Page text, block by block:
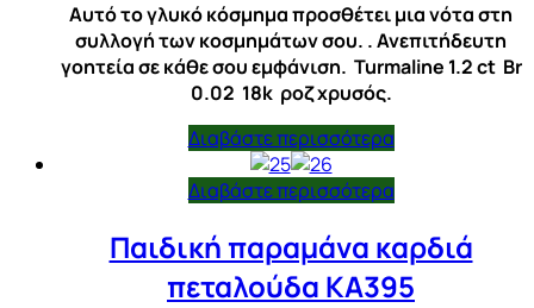
Αυτό το γλυκό κόσμημα προσθέτει μια νότα στη
συλλογή των κοσμημάτων σου. . Ανεπιτήδευτη
γοητεία σε κάθε σου εμφάνιση. Turmaline 1.2 ct Βr
0.02 18k ροζ χρυσός.
Διαβάστε περισσότερα
Διαβάστε περισσότερα
Παιδική παραμάνα καρδιά
πεταλούδα KA395